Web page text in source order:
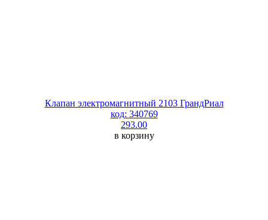
Клапан электромагнитный 2103 ГрандРиал
код: 340769
293.00
в корзину